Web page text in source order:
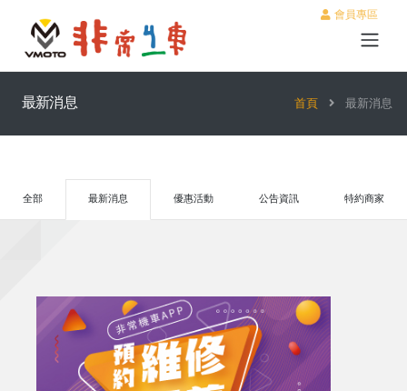
會員專區
最新消息 首頁 最新消息
全部 最新消息 優惠活動 公告資訊 特約商家